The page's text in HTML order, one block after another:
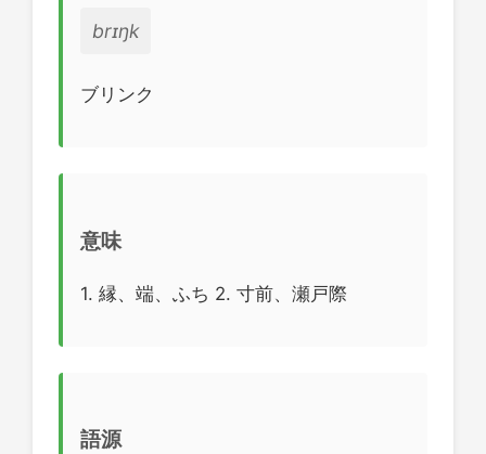
brɪŋk
ブリンク
意味
1. 縁、端、ふち 2. 寸前、瀬戸際
語源